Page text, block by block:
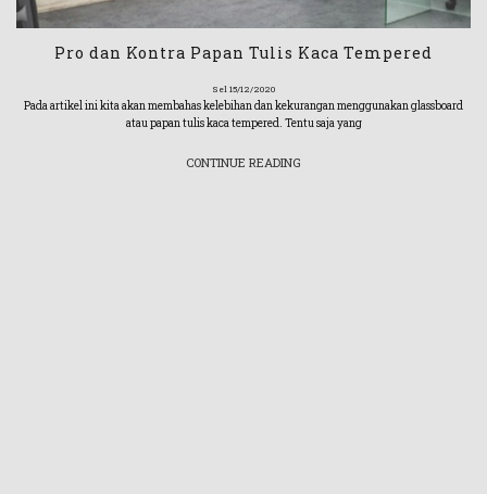
Pro dan Kontra Papan Tulis Kaca Tempered
Sel 15/12/2020
Pada artikel ini kita akan membahas kelebihan dan kekurangan menggunakan glassboard
atau papan tulis kaca tempered. Tentu saja yang
CONTINUE READING